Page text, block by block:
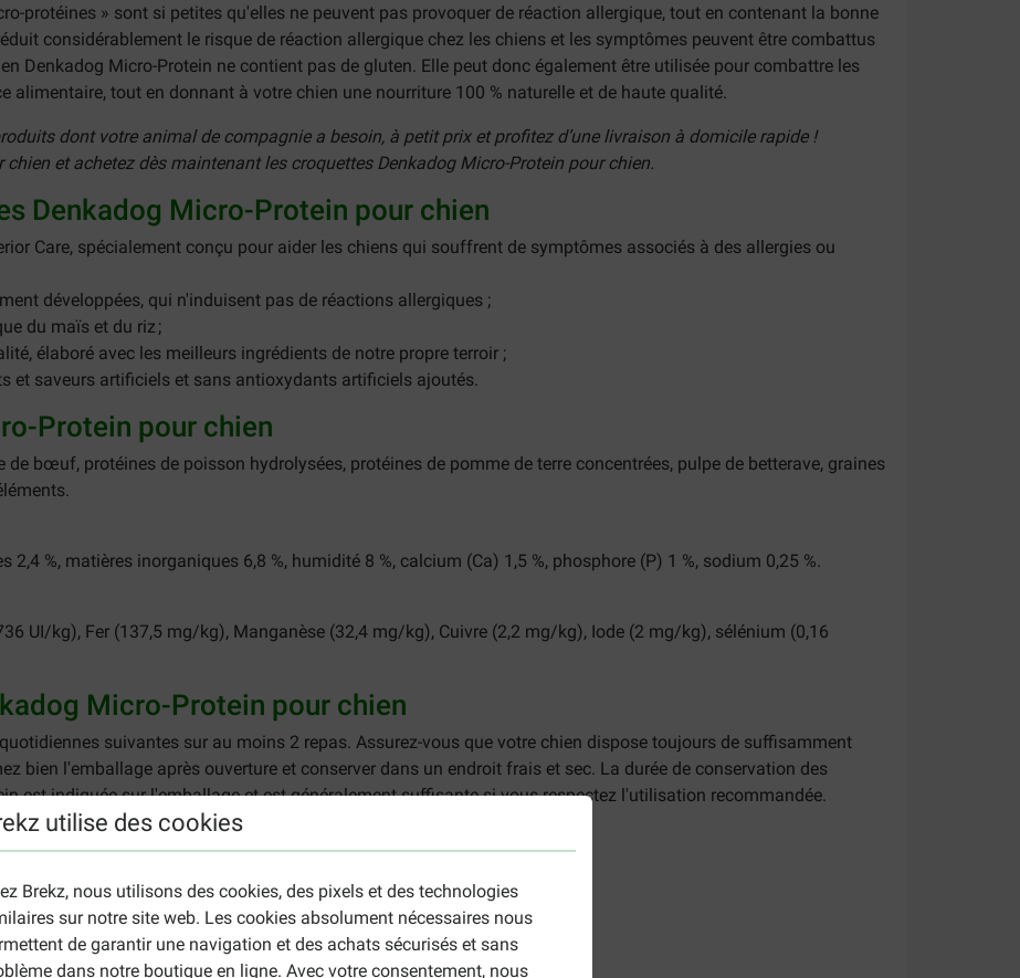
utilise des cookies
Brekz, nous utilisons des cookies, des pixels et des technologies
sur notre site web. Les cookies absolument nécessaires nous
de garantir une navigation et des achats sécurisés et sans
dans notre boutique en ligne. Avec votre consentement, nous
protéines » sont si petites qu'elles ne peuvent pas provoquer de réaction allergique, tout en contenant la bonne
considérablement le risque de réaction allergique chez les chiens et les symptômes peuvent être combattus
Denkadog Micro-Protein ne contient pas de gluten. Elle peut donc également être utilisée pour combattre les
alimentaire, tout en donnant à votre chien une nourriture 100 % naturelle et de haute qualité.
dont votre animal de compagnie a besoin, à petit prix et profitez d’une livraison à domicile rapide !
et achetez dès maintenant les croquettes Denkadog Micro-Protein pour chien.
Denkadog Micro-Protein pour chien
Care, spécialement conçu pour aider les chiens qui souffrent de symptômes associés à des allergies ou
développées, qui n'induisent pas de réactions allergiques ;
du maïs et du riz ;
élaboré avec les meilleurs ingrédients de notre propre terroir ;
et saveurs artificiels et sans antioxydants artificiels ajoutés.
Protein pour chien
de bœuf, protéines de poisson hydrolysées, protéines de pomme de terre concentrées, pulpe de betterave, graines
2,4 %, matières inorganiques 6,8 %, humidité 8 %, calcium (Ca) 1,5 %, phosphore (P) 1 %, sodium 0,25 %.
UI/kg), Fer (137,5 mg/kg), Manganèse (32,4 mg/kg), Cuivre (2,2 mg/kg), Iode (2 mg/kg), sélénium (0,16
Micro-Protein pour chien
suivantes sur au moins 2 repas. Assurez-vous que votre chien dispose toujours de suffisamment
bien l'emballage après ouverture et conserver dans un endroit frais et sec. La durée de conservation des
est indiquée sur l'emballage et est généralement suffisante si vous respectez l'utilisation recommandée.
130 - 180
180 - 240
220 - 300